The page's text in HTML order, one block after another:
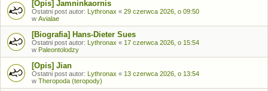
[Opis] Jamninkaornis
Ostatni post autor: Lythronax « 29 czerwca 2026, o 09:50
w Avialae
[Biografia] Hans-Dieter Sues
Ostatni post autor: Lythronax « 17 czerwca 2026, o 15:54
w Paleontolodzy
[Opis] Jian
Ostatni post autor: Lythronax « 13 czerwca 2026, o 13:54
w Theropoda (teropody)